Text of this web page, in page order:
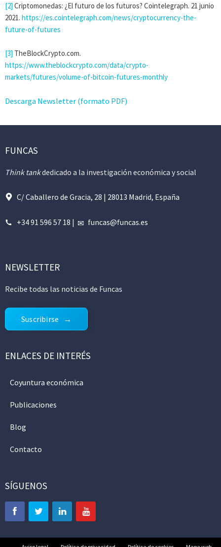
[2] Criptomonedas: ¿El futuro de los futuros? Cointelegraph. 21 junio
2021. https://es.cointelegraph.com/news/cryptocurrency-the-
future-of-futures
[3] TheBlockCrypto.com.
https://www.theblockcrypto.com/data/crypto-
markets/futures/volume-of-bitcoin-futures-monthly
Descarga Newsletter (formato PDF)
FUNCAS
Think tankdedicado a la investigación económica y social
C/ Caballero de Gracia, 28 | 28013 Madrid, España
+34 91 596 57 18 | funcas@funcas.es
NEWSLETTER
Recibe todas las noticias de Funcas
Suscribirse
ENLACES DE INTERÉS
Coyuntura económica
Publicaciones
Blog
Contacto
SÍGUENOS